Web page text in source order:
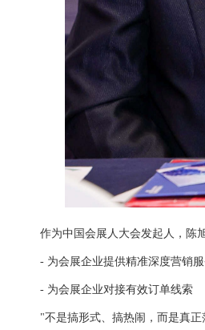
作为中国会展人大会发起人，陈
- 为会展企业提供精准深度营销
- 为会展企业对接有效订单线索
"不是搞形式、搞热闹，而是真